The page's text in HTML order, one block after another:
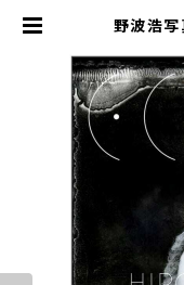
野波浩写